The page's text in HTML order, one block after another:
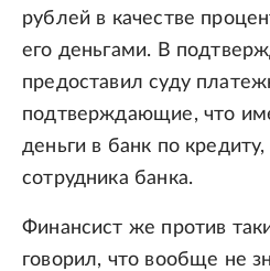
рублей в качестве
его деньгами. В
предоставил суду
подтверждающие, что
деньги в банк по
сотрудника банка.
Финансист же против
говорил, что вообще не